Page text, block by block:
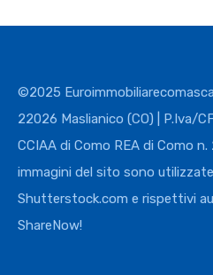
©2025
22026 Maslianico (CO) | P.Iva/
CCIAA di Como REA di Como
immagini del sito sono
Shutterstock.com e rispettivi
ShareNow!